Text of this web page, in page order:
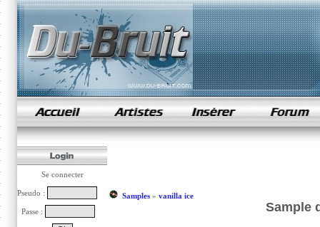
samples de rap
Se connecter
Pseudo :
Passe :
Samples» vanilla ice
Sample